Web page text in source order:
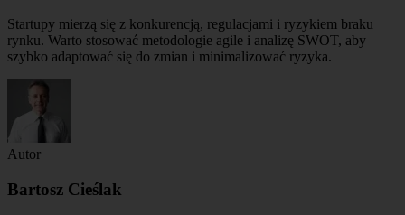
Startupy mierzą się z konkurencją, regulacjami i ryzykiem braku
rynku. Warto stosować metodologie agile i analizę SWOT, aby
szybko adaptować się do zmian i minimalizować ryzyka.
Autor
Bartosz Cieślak